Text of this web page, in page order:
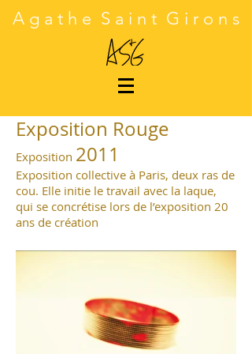
A g a t h e S a i n t G i r o n s
Exposition Rouge
Exposition 2011
Exposition collective à Paris, deux ras de
cou. Elle initie le travail avec la laque,
qui se concrétise lors de l’exposition 20
ans de création